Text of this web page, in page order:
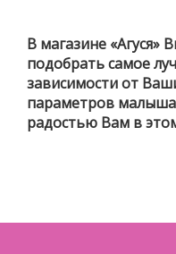
В магазине «Агуся»
подобрать самое
зависимости от
параметров
радостью Вам в